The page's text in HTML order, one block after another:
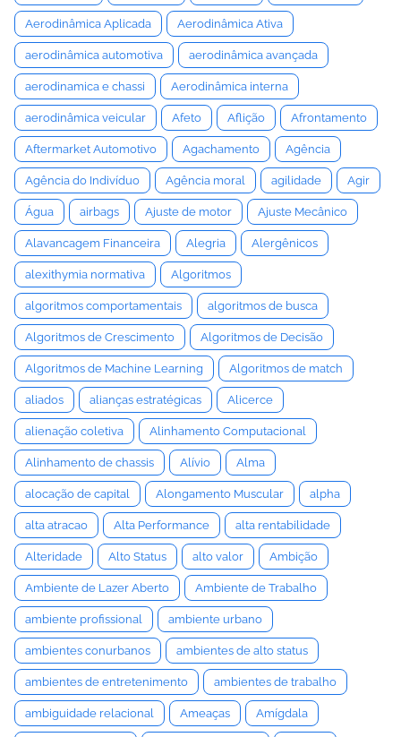
Aerodinâmica Aplicada Aerodinâmica Ativa
aerodinâmica automotiva aerodinâmica avançada
aerodinamica e chassi Aerodinâmica interna
aerodinâmica veicular Afeto Aflição Afrontamento
Aftermarket Automotivo Agachamento Agência
Agência do Indivíduo Agência moral agilidade Agir
Água airbags Ajuste de motor Ajuste Mecânico
Alavancagem Financeira Alegria Alergênicos
alexithymia normativa Algoritmos
algoritmos comportamentais algoritmos de busca
Algoritmos de Crescimento Algoritmos de Decisão
Algoritmos de Machine Learning Algoritmos de match
aliados alianças estratégicas Alicerce
alienação coletiva Alinhamento Computacional
Alinhamento de chassis Alívio Alma
alocação de capital Alongamento Muscular alpha
alta atracao Alta Performance alta rentabilidade
Alteridade Alto Status alto valor Ambição
Ambiente de Lazer Aberto Ambiente de Trabalho
ambiente profissional ambiente urbano
ambientes conurbanos ambientes de alto status
ambientes de entretenimento ambientes de trabalho
ambiguidade relacional Ameaças Amígdala